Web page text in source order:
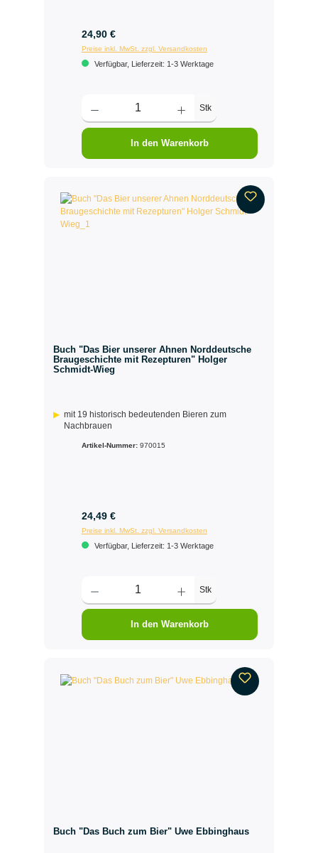
24,90 €
Preise inkl. MwSt. zzgl. Versandkosten
Verfügbar, Lieferzeit: 1-3 Werktage
Stk
In den Warenkorb
Buch "Das Bier unserer Ahnen Norddeutsche
Braugeschichte mit Rezepturen" Holger
Schmidt-Wieg
mit 19 historisch bedeutenden Bieren zum
Nachbrauen
Artikel-Nummer: 970015
24,49 €
Preise inkl. MwSt. zzgl. Versandkosten
Verfügbar, Lieferzeit: 1-3 Werktage
Stk
In den Warenkorb
Buch "Das Buch zum Bier" Uwe Ebbinghaus